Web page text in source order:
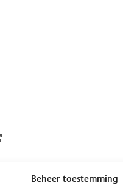
Beheer toestemming